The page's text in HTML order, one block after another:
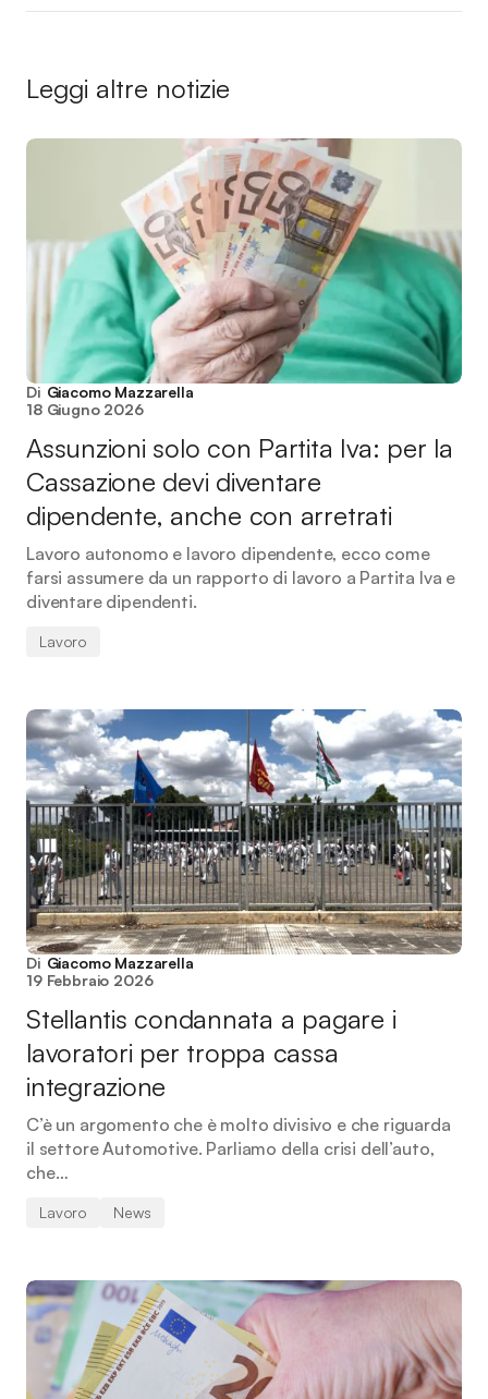
Leggi altre notizie
Di Giacomo Mazzarella
18 Giugno 2026
Assunzioni solo con Partita Iva: per la
Cassazione devi diventare
dipendente, anche con arretrati
Lavoro autonomo e lavoro dipendente, ecco come
farsi assumere da un rapporto di lavoro a Partita Iva e
diventare dipendenti.
Lavoro
Di Giacomo Mazzarella
19 Febbraio 2026
Stellantis condannata a pagare i
lavoratori per troppa cassa
integrazione
C’è un argomento che è molto divisivo e che riguarda
il settore Automotive. Parliamo della crisi dell’auto,
che…
Lavoro News